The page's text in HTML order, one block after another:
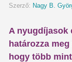
Szerző: Nagy B.
A nyugdíjasok
határozza
hogy több